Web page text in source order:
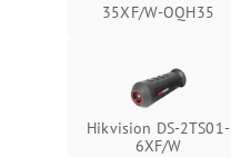
35XF/W-OQH35
Hikvision DS-2TS01-
6XF/W